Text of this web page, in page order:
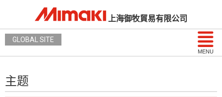
上海御牧貿易有限公司
MENU
GLOBAL SITE
主题